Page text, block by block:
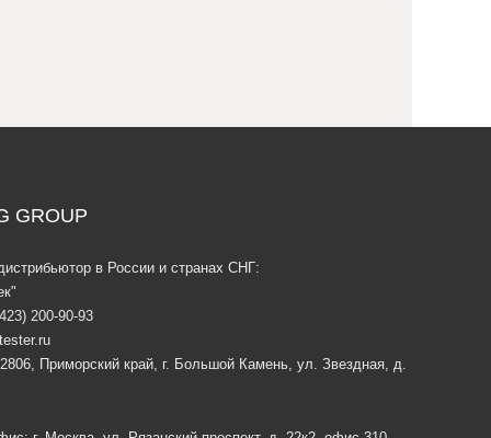
GROUP
в России и странах СНГ:
200-90-93
Приморский край, г. Большой Камень, ул. Звездная, д.